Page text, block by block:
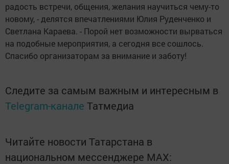
радость встречи, общения, желания научиться чему-то
новому, - делятся впечатлениями Юлия Руденченко и
Светлана Караева. - Порой нет возможности вырваться
на подобные мероприятия, а сегодня все сошлось.
Спасибо организаторам за внимание и заботу!
Следите за самым важным и интересным в
Telegram-канале Татмедиа
Читайте новости Татарстана в
национальном мессенджере MАХ: